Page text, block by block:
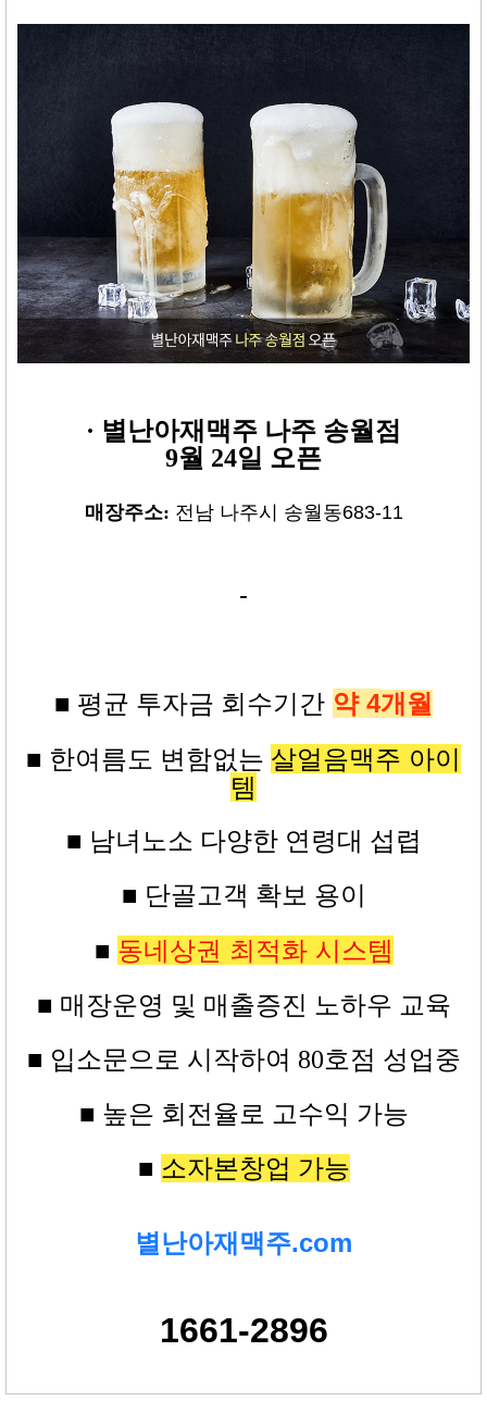
· 별난아재맥주 나주 송월점
9월 24일 오픈
매장주소: 전남 나주시 송월동683-11
-
■ 평균 투자금 회수기간 약 4개월
■ 한여름도 변함없는 살얼음맥주 아이
템
■ 남녀노소 다양한 연령대 섭렵
■ 단골고객 확보 용이
■ 동네상권 최적화 시스템
■ 매장운영 및 매출증진 노하우 교육
■ 입소문으로 시작하여 80호점 성업중
■ 높은 회전율로 고수익 가능
■ 소자본창업 가능
별난아재맥주.com
1661-2896